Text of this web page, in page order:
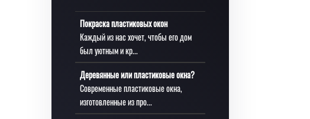
Покраска пластиковых окон
Каждый из нас хочет, чтобы его дом
был уютным и кр...
Деревянные или пластиковые окна?
Современные пластиковые окна,
изготовленные из про...